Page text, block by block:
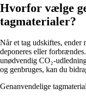
Hvorfor vælge
tagmaterialer?
Når et tag udskiftes, ender
deponeres eller
unødvendig CO₂-
og genbruges, kan du
Genanvendelige